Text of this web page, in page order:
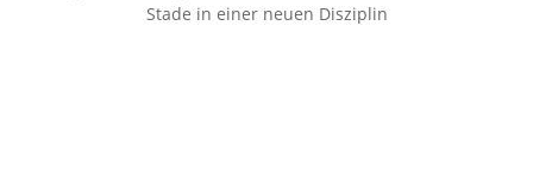
Stade in einer neuen Disziplin